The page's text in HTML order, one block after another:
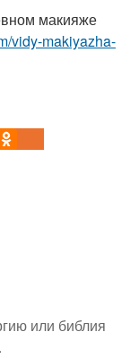
макияже
vidy-makiyazha-
или библия